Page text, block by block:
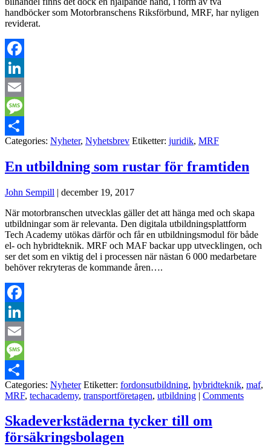
handböcker som Motorbranschens Riksförbund, MRF, har nyligen
reviderat.
Facebook
LinkedIn
Email
Message
Dela
Categories: Nyheter, Nyhetsbrev Etiketter: juridik, MRF
En utbildning som rustar för framtiden
John Sempill | december 19, 2017
När motorbranschen utvecklas gäller det att hänga med och skapa
utbildningar som är relevanta. Den digitala utbildningsplattform
Tech Academy utökas därför och får en utbildningsmodul för både
el- och hybridteknik. MRF och MAF backar upp utvecklingen, och
ser det som en viktig del i processen när nästan 6 000 medarbetare
behöver rekryteras de kommande åren….
Facebook
LinkedIn
Email
Message
Dela
Categories: Nyheter Etiketter: fordonsutbildning, hybridteknik, maf,
MRF, techacademy, transportföretagen, utbildning | Comments
Skadeverkstäderna tycker till om
försäkringsbolagen